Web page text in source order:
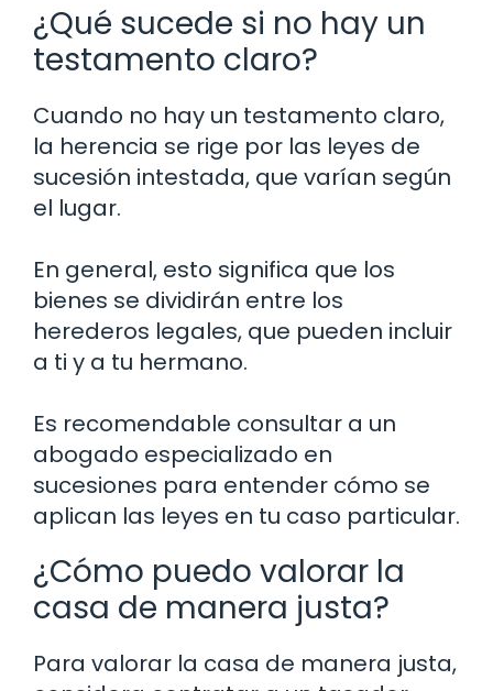
¿Qué sucede si no hay un
testamento claro?
Cuando no hay un testamento claro,
la herencia se rige por las leyes de
sucesión intestada, que varían según
el lugar.
En general, esto significa que los
bienes se dividirán entre los
herederos legales, que pueden incluir
a ti y a tu hermano.
Es recomendable consultar a un
abogado especializado en
sucesiones para entender cómo se
aplican las leyes en tu caso particular.
¿Cómo puedo valorar la
casa de manera justa?
Para valorar la casa de manera justa,